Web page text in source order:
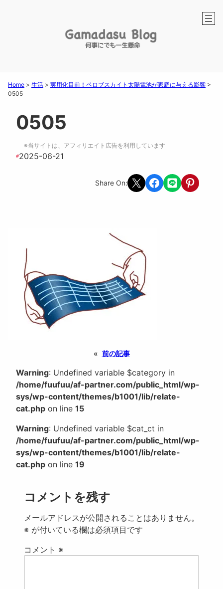
Home > 生活 > 実用化目前！ペロブスカイト太陽電池が家庭に与える影響 >
0505
0505
※当サイトは、アフィリエイト広告を利用しています
#2025-06-21
Share On: Share on X Share on Facebook
Share on LINEShare on
« 前の記事
Warning: Undefined variable $category in
/home/fuufuu/af-partner.com/public_html/wp-
sys/wp-content/themes/b1001/lib/relate-
cat.php on line 15
Warning: Undefined variable $cat_ct in
/home/fuufuu/af-partner.com/public_html/wp-
sys/wp-content/themes/b1001/lib/relate-
cat.php on line 19
コメントを残す
メールアドレスが公開されることはありません。
※ が付いている欄は必須項目です
コメント ※